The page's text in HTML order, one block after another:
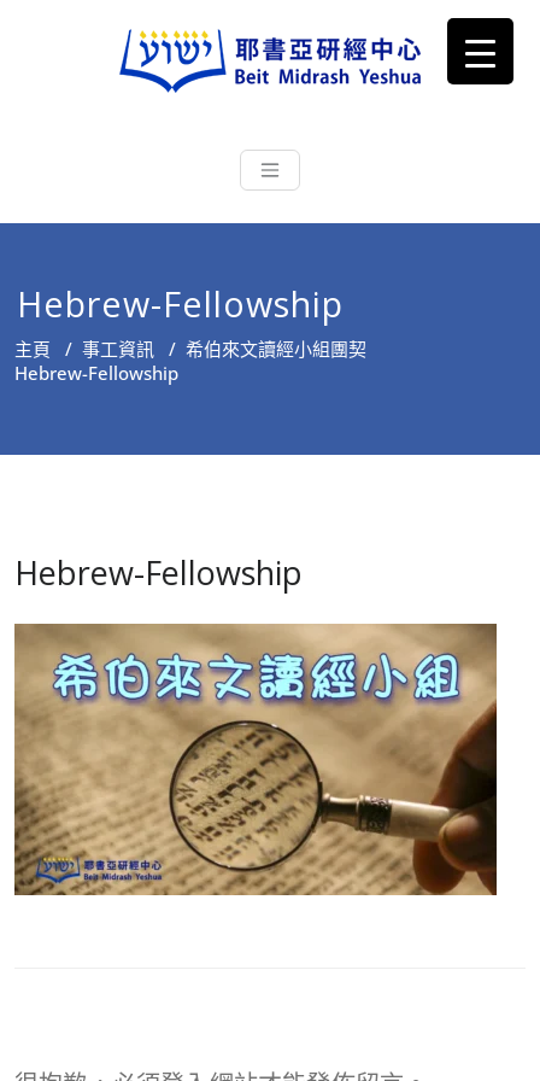
耶書亞研經中心
根源明白聖經，成為更好的門徒
Hebrew-Fellowship
主頁 / 事工資訊 / 希伯來文讀經小組團契
Hebrew-Fellowship
Hebrew-Fellowship